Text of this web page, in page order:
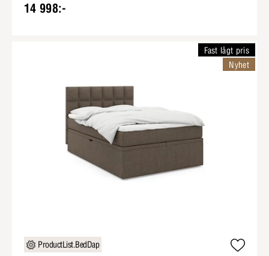
14 998:-
ProductList.BedDap
Fast lågt pris
Nyhet